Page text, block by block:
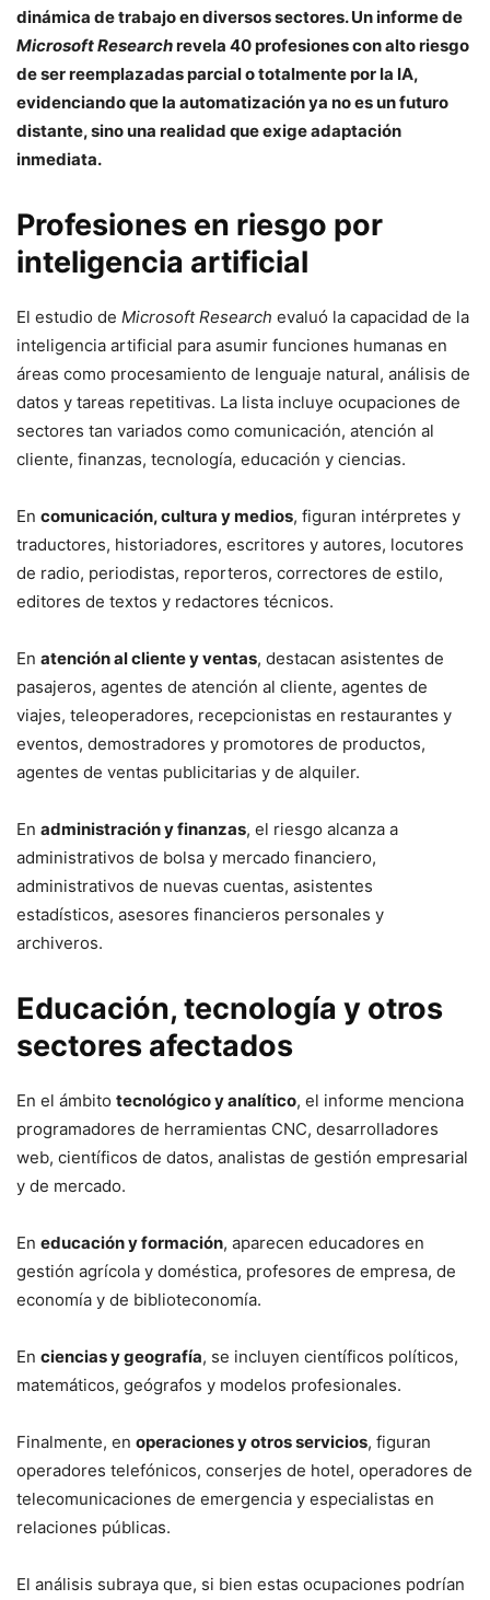
dinámica de trabajo en diversos sectores. Un informe de
Microsoft Researchrevela 40 profesiones con alto riesgo
de ser reemplazadas parcial o totalmente por la IA,
evidenciando que la automatización ya no es un futuro
distante, sino una realidad que exige adaptación
inmediata.
Profesiones en riesgo por
inteligencia artificial
El estudio de Microsoft Research evaluó la capacidad de la
inteligencia artificial para asumir funciones humanas en
áreas como procesamiento de lenguaje natural, análisis de
datos y tareas repetitivas. La lista incluye ocupaciones de
sectores tan variados como comunicación, atención al
cliente, finanzas, tecnología, educación y ciencias.
En comunicación, cultura y medios, figuran intérpretes y
traductores, historiadores, escritores y autores, locutores
de radio, periodistas, reporteros, correctores de estilo,
editores de textos y redactores técnicos.
En atención al cliente y ventas, destacan asistentes de
pasajeros, agentes de atención al cliente, agentes de
viajes, teleoperadores, recepcionistas en restaurantes y
eventos, demostradores y promotores de productos,
agentes de ventas publicitarias y de alquiler.
En administración y finanzas, el riesgo alcanza a
administrativos de bolsa y mercado financiero,
administrativos de nuevas cuentas, asistentes
estadísticos, asesores financieros personales y
archiveros.
Educación, tecnología y otros
sectores afectados
En el ámbito tecnológico y analítico, el informe menciona
programadores de herramientas CNC, desarrolladores
web, científicos de datos, analistas de gestión empresarial
y de mercado.
En educación y formación, aparecen educadores en
gestión agrícola y doméstica, profesores de empresa, de
economía y de biblioteconomía.
En ciencias y geografía, se incluyen científicos políticos,
matemáticos, geógrafos y modelos profesionales.
Finalmente, en operaciones y otros servicios, figuran
operadores telefónicos, conserjes de hotel, operadores de
telecomunicaciones de emergencia y especialistas en
relaciones públicas.
El análisis subraya que, si bien estas ocupaciones podrían